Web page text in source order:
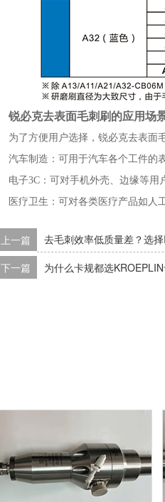
锐必克去表面毛刺刷的应用场
为了方便用户选择，锐必克去表面
汽车制造：可用于汽车各个工件的
电子3C：可对手机外壳、边缘等用
医疗卫生：可对各类医疗产品如人
上一篇
去毛刺效率低质量差？选
下一篇
为什么卡规都选